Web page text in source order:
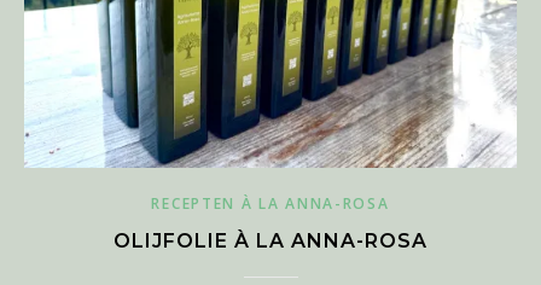
RECEPTEN À LA ANNA-ROSA
OLIJFOLIE À LA ANNA-ROSA